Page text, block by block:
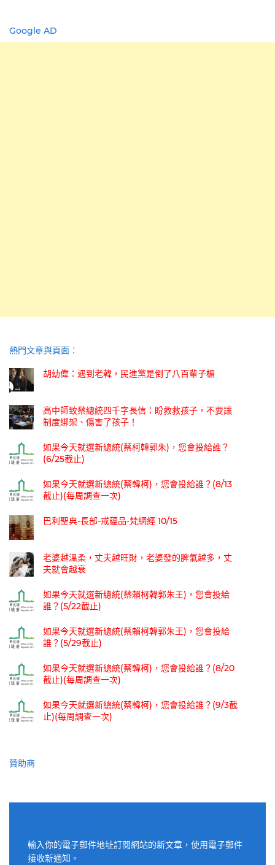
Google AD
熱門文章與頁面︰
胡幼偉：遇到老韓，民進黨是倒了八百輩子楣
高中師致蔡總統四千字長信：盼救救孩子，不要讓
制度綁架、傷害了孩子！
如果今天就選新總統(蔡柯韓郭朱)，您會投給誰？
(6/25截止)
如果今天就選新總統(蔡韓柯)，您會投給誰？(8/13
截止)(每周調查一次)
巴利聖典-長部-戒蘊品-梵網經 10/15
老婆越溫柔，丈夫越旺財，老婆發的脾氣越多，丈
夫就會越衰
如果今天就選新總統(蔡賴柯韓郭朱王)，您會投給
誰？(5/22截止)
如果今天就選新總統(蔡賴柯韓郭朱王)，您會投給
誰？(5/29截止)
如果今天就選新總統(蔡韓柯)，您會投給誰？(8/20
截止)(每周調查一次)
如果今天就選新總統(蔡韓柯)，您會投給誰？(9/3截
止)(每周調查一次)
贊助商
輸入你的電子郵件地址訂閱網站的新文章，使用電子郵件
接收新通知。